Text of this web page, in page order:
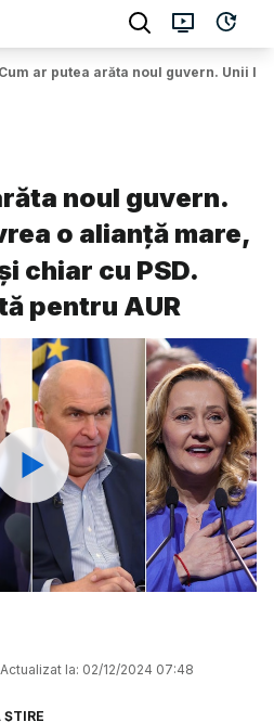
Cum ar putea arăta noul guvern. Unii
noul guvern.
o alianță mare,
chiar cu PSD.
pentru AUR
Watch
Actualizat la: 02/12/2024 07:48
ȘTIRE